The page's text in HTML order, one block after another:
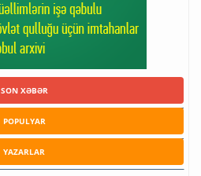
SON XƏBƏR
POPULYAR
YAZARLAR